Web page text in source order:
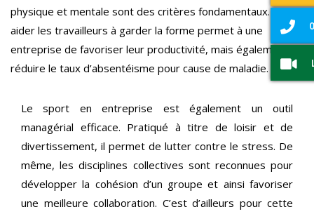
physique et mentale sont des critères fondamentaux. Ainsi,
aider les travailleurs à garder la forme permet à une
entreprise de favoriser leur productivité, mais également à
réduire le taux d’absentéisme pour cause de maladie.
Le sport en entreprise est également un outil
managérial efficace. Pratiqué à titre de loisir et de
divertissement, il permet de lutter contre le stress. De
même, les disciplines collectives sont reconnues pour
développer la cohésion d’un groupe et ainsi favoriser
une meilleure collaboration. C’est d’ailleurs pour cette